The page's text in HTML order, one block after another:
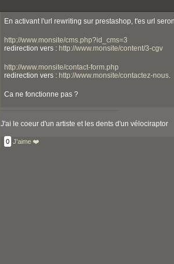
En activant l'url rewriting sur prestashop, t'es url
http://www.monsite/cms.php?id_cms=3
redirection vers : http://www.monsite/content/3-cgv
http://www.monsite/contact-form.php
redirection vers : http://www.monsite/contactez-nous
Ca ne fonctionne pas ?
J'ai le coeur d'un artiste et les dents d'un vélociraptor
0 J'aime ❤️